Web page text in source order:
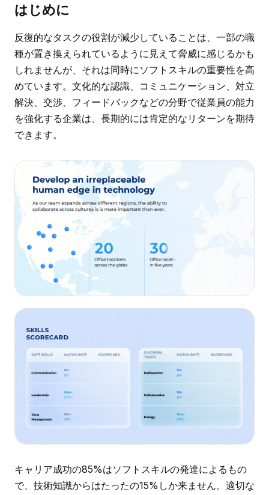
はじめに
反復的なタスクの役割が減少していることは、一部の職
種が置き換えられているように見えて脅威に感じるかも
しれませんが、それは同時にソフトスキルの重要性を高
めています。文化的な認識、コミュニケーション、対立
解決、交渉、フィードバックなどの分野で従業員の能力
を強化する企業は、長期的には肯定的なリターンを期待
できます。
キャリア成功の85%はソフトスキルの発達によるもの
で、技術知識からはたったの15%しか来ません。適切な